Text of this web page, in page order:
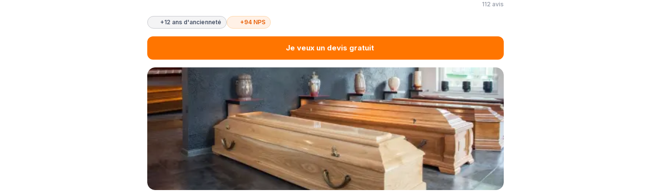
112 avis
+12 ans d'ancienneté +94 NPS
Je veux un devis gratuit